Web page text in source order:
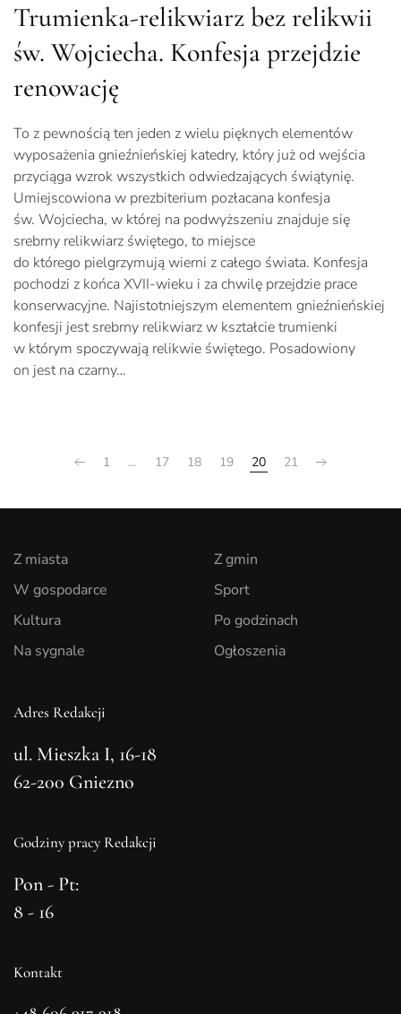
Trumienka-relikwiarz bez relikwii
św. Wojciecha. Konfesja przejdzie
renowację
To z pewnością ten jeden z wielu pięknych elementów
wyposażenia gnieźnieńskiej katedry, który już od wejścia
przyciąga wzrok wszystkich odwiedzających świątynię.
Umiejscowiona w prezbiterium pozłacana konfesja
św. Wojciecha, w której na podwyższeniu znajduje się
srebrny relikwiarz świętego, to miejsce
do którego pielgrzymują wierni z całego świata. Konfesja
pochodzi z końca XVII-wieku i za chwilę przejdzie prace
konserwacyjne. Najistotniejszym elementem gnieźnieńskiej
konfesji jest srebrny relikwiarz w kształcie trumienki
w którym spoczywają relikwie świętego. Posadowiony
on jest na czarny…
1 … 17 18 19 20 21
Z miasta
W gospodarce
Kultura
Na sygnale
Z gmin
Sport
Po godzinach
Ogłoszenia
Adres Redakcji
ul. Mieszka I, 16-18
62-200 Gniezno
Godziny pracy Redakcji
Pon - Pt:
8 - 16
Kontakt